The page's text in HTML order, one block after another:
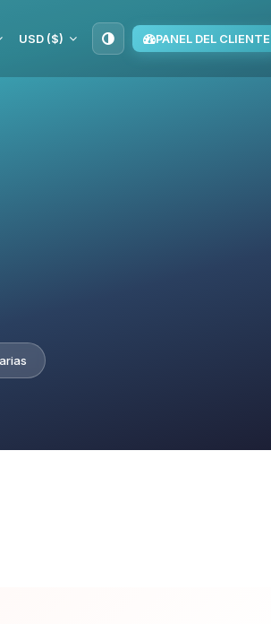
USD ($) PANEL DEL CLIENTE